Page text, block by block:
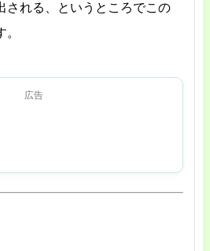
される、というところでこの
広告